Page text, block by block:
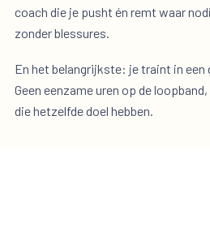
coach die je pusht én remt waar
zonder blessures.
En het belangrijkste: je traint in
Geen eenzame uren op de
die hetzelfde doel hebben.